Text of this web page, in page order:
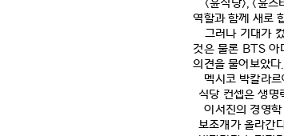
<윤식당>, <윤스
역할과 함께 새로
그러나 기대가
것은 물론 BTS아
의견을 물어보았다.
멕시코 박칼라
식당 컨셉은 생명
이서진의 경영
보조개가 올라간